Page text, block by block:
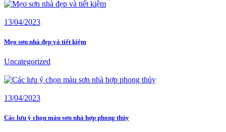
13/04/2023
Mẹo sơn nhà đẹp và tiết kiệm
Uncategorized
13/04/2023
Các lưu ý chọn màu sơn nhà hợp phong thủy